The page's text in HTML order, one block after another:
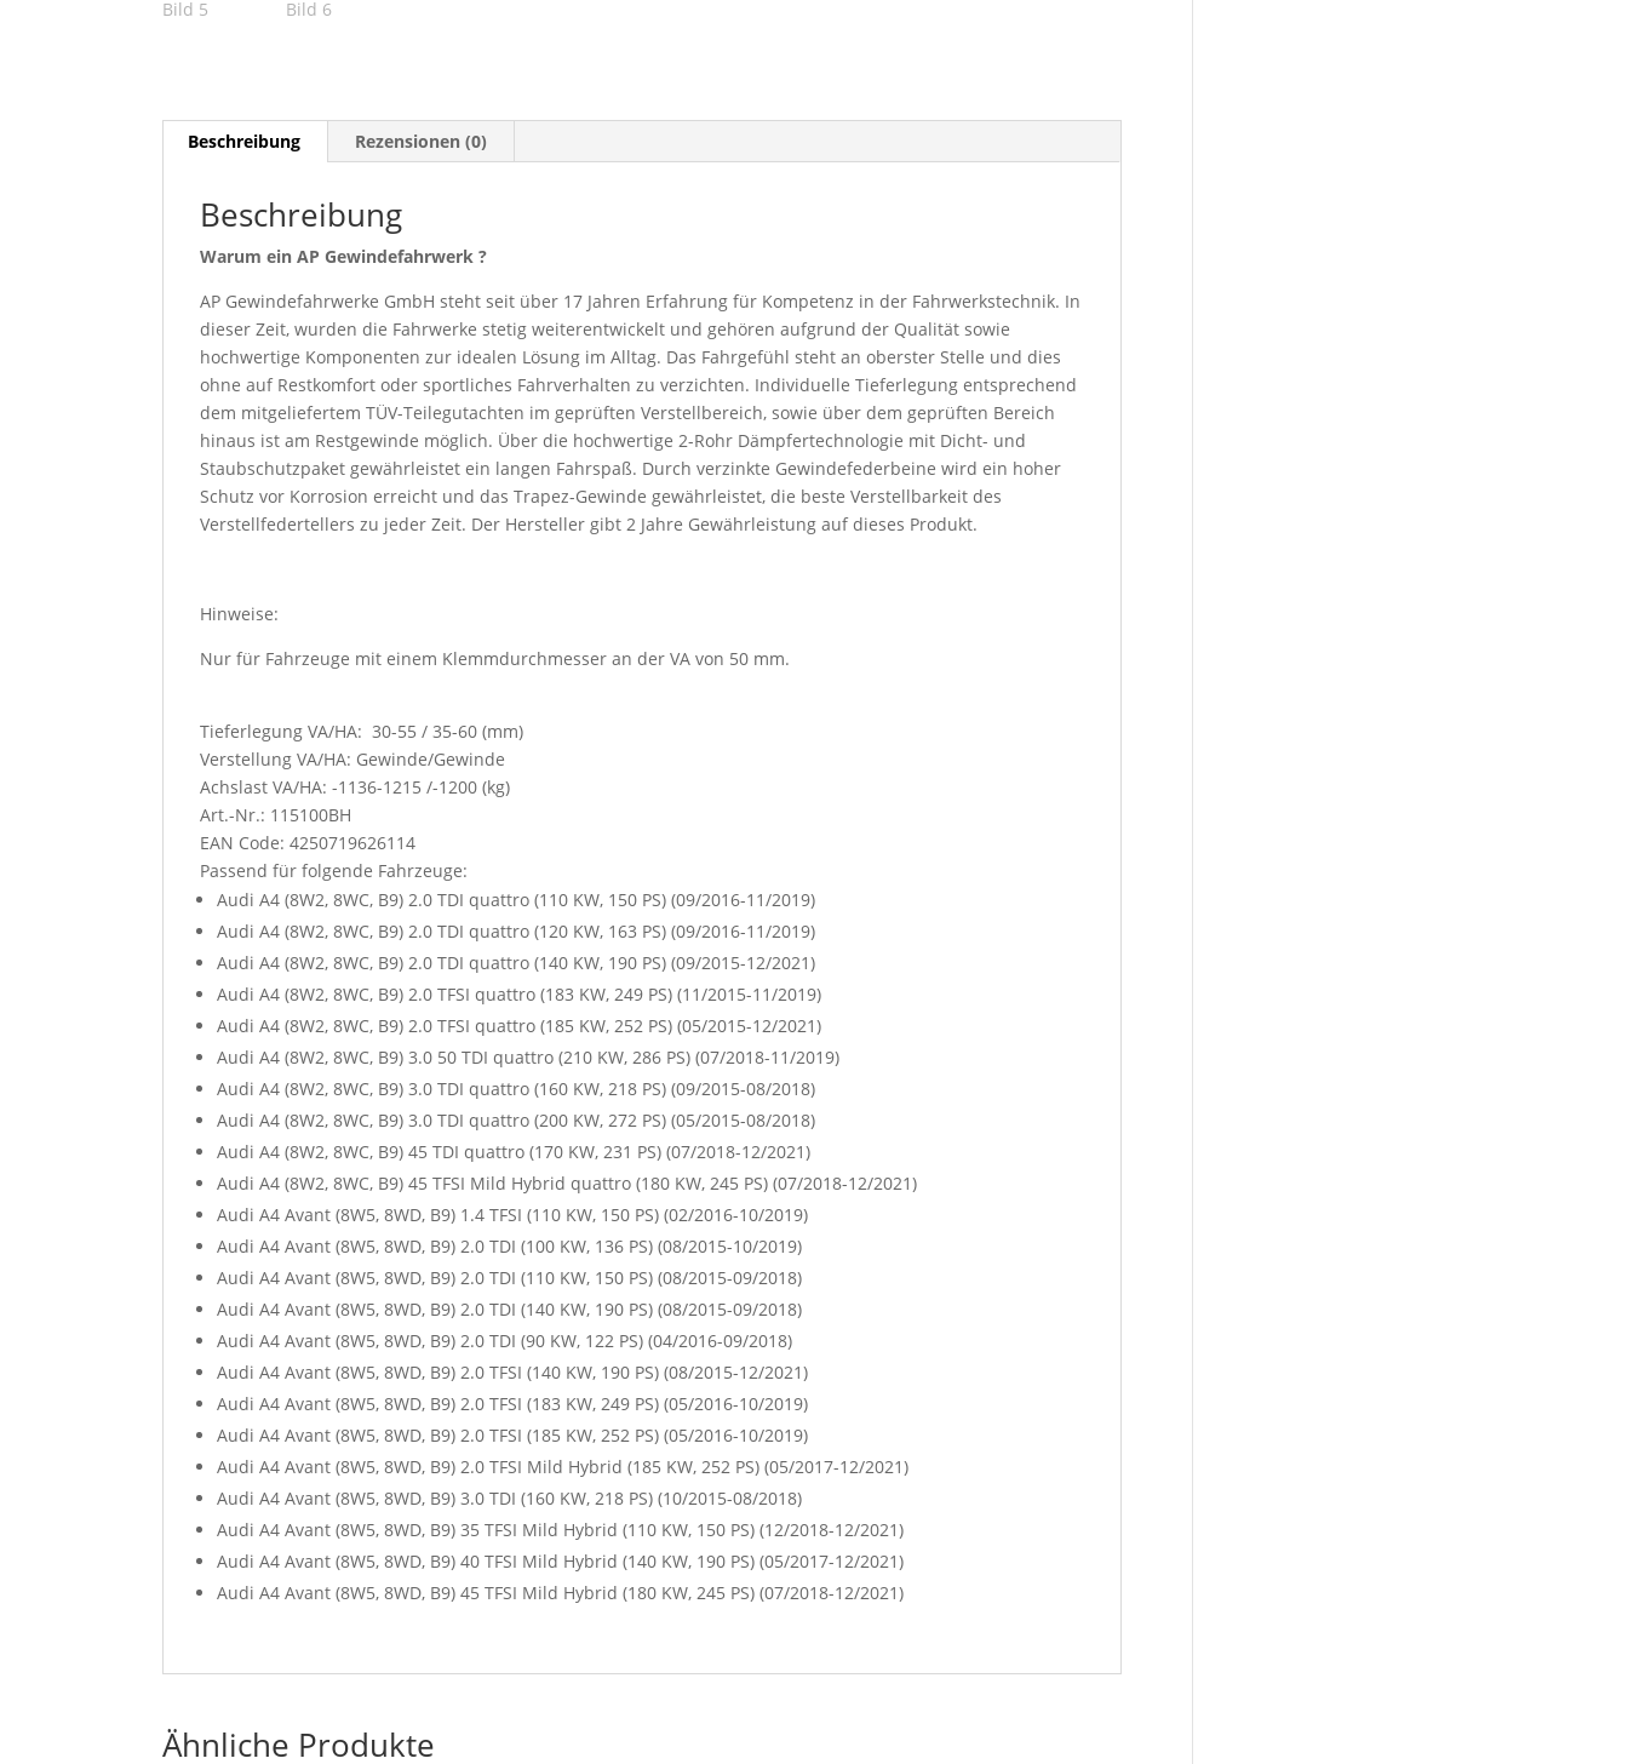
Beschreibung Rezensionen (0)
Beschreibung
Warum ein AP Gewindefahrwerk ?
AP Gewindefahrwerke GmbH steht seit über 17 Jahren Erfahrung für Kompetenz in der Fahrwerkstechnik. In
dieser Zeit, wurden die Fahrwerke stetig weiterentwickelt und gehören aufgrund der Qualität sowie
hochwertige Komponenten zur idealen Lösung im Alltag. Das Fahrgefühl steht an oberster Stelle und dies
ohne auf Restkomfort oder sportliches Fahrverhalten zu verzichten. Individuelle Tieferlegung entsprechend
dem mitgeliefertem TÜV-Teilegutachten im geprüften Verstellbereich, sowie über dem geprüften Bereich
hinaus ist am Restgewinde möglich. Über die hochwertige 2-Rohr Dämpfertechnologie mit Dicht- und
Staubschutzpaket gewährleistet ein langen Fahrspaß. Durch verzinkte Gewindefederbeine wird ein hoher
Schutz vor Korrosion erreicht und das Trapez-Gewinde gewährleistet, die beste Verstellbarkeit des
Verstellfedertellers zu jeder Zeit. Der Hersteller gibt 2 Jahre Gewährleistung auf dieses Produkt.
Hinweise:
Nur für Fahrzeuge mit einem Klemmdurchmesser an der VA von 50 mm.
Tieferlegung VA/HA: 30-55 / 35-60 (mm)
Verstellung VA/HA: Gewinde/Gewinde
Achslast VA/HA: -1136-1215 /-1200 (kg)
Art.-Nr.: 115100BH
EAN Code: 4250719626114
Passend für folgende Fahrzeuge:
Audi A4 (8W2, 8WC, B9) 2.0 TDI quattro (110 KW, 150 PS) (09/2016-11/2019)
Audi A4 (8W2, 8WC, B9) 2.0 TDI quattro (120 KW, 163 PS) (09/2016-11/2019)
Audi A4 (8W2, 8WC, B9) 2.0 TDI quattro (140 KW, 190 PS) (09/2015-12/2021)
Audi A4 (8W2, 8WC, B9) 2.0 TFSI quattro (183 KW, 249 PS) (11/2015-11/2019)
Audi A4 (8W2, 8WC, B9) 2.0 TFSI quattro (185 KW, 252 PS) (05/2015-12/2021)
Audi A4 (8W2, 8WC, B9) 3.0 50 TDI quattro (210 KW, 286 PS) (07/2018-11/2019)
Audi A4 (8W2, 8WC, B9) 3.0 TDI quattro (160 KW, 218 PS) (09/2015-08/2018)
Audi A4 (8W2, 8WC, B9) 3.0 TDI quattro (200 KW, 272 PS) (05/2015-08/2018)
Audi A4 (8W2, 8WC, B9) 45 TDI quattro (170 KW, 231 PS) (07/2018-12/2021)
Audi A4 (8W2, 8WC, B9) 45 TFSI Mild Hybrid quattro (180 KW, 245 PS) (07/2018-12/2021)
Audi A4 Avant (8W5, 8WD, B9) 1.4 TFSI (110 KW, 150 PS) (02/2016-10/2019)
Audi A4 Avant (8W5, 8WD, B9) 2.0 TDI (100 KW, 136 PS) (08/2015-10/2019)
Audi A4 Avant (8W5, 8WD, B9) 2.0 TDI (110 KW, 150 PS) (08/2015-09/2018)
Audi A4 Avant (8W5, 8WD, B9) 2.0 TDI (140 KW, 190 PS) (08/2015-09/2018)
Audi A4 Avant (8W5, 8WD, B9) 2.0 TDI (90 KW, 122 PS) (04/2016-09/2018)
Audi A4 Avant (8W5, 8WD, B9) 2.0 TFSI (140 KW, 190 PS) (08/2015-12/2021)
Audi A4 Avant (8W5, 8WD, B9) 2.0 TFSI (183 KW, 249 PS) (05/2016-10/2019)
Audi A4 Avant (8W5, 8WD, B9) 2.0 TFSI (185 KW, 252 PS) (05/2016-10/2019)
Audi A4 Avant (8W5, 8WD, B9) 2.0 TFSI Mild Hybrid (185 KW, 252 PS) (05/2017-12/2021)
Audi A4 Avant (8W5, 8WD, B9) 3.0 TDI (160 KW, 218 PS) (10/2015-08/2018)
Audi A4 Avant (8W5, 8WD, B9) 35 TFSI Mild Hybrid (110 KW, 150 PS) (12/2018-12/2021)
Audi A4 Avant (8W5, 8WD, B9) 40 TFSI Mild Hybrid (140 KW, 190 PS) (05/2017-12/2021)
Audi A4 Avant (8W5, 8WD, B9) 45 TFSI Mild Hybrid (180 KW, 245 PS) (07/2018-12/2021)
Ähnliche Produkte